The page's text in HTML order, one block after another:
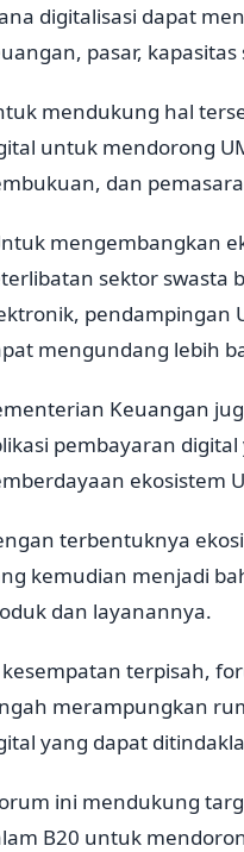
digitalisasi dapat
pasar,
mendukung hal
untuk mendorong
dan
mengembangkan
sektor swasta
pendampingan
mengundang lebih
Keuangan
pembayaran
ekosistem
terbentuknya
kemudian menjadi
dan layanannya.
kesempatan terpisah,
merampungkan
yang dapat
ini mendukung
B20 untuk